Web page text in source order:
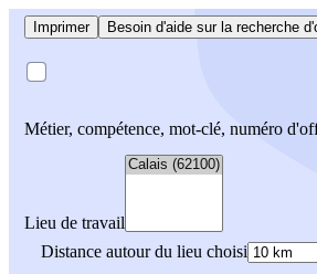
Imprimer Besoin d'aide sur la recherche
Métier, compétence, mot-clé, numéro
Lieu de travail
Distance autour du lieu choisi